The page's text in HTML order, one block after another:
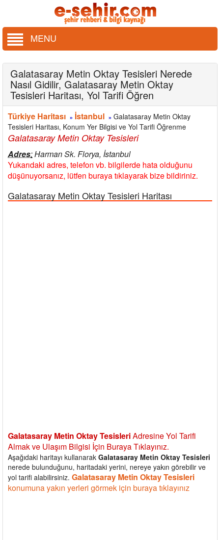
MENU
Galatasaray Metin Oktay Tesisleri Nerede
Nasıl Gidilir, Galatasaray Metin Oktay
Tesisleri Haritası, Yol Tarifi Öğren
Türkiye Haritası » İstanbul » Galatasaray Metin Oktay
Tesisleri Haritası, Konum Yer Bilgisi ve Yol Tarifi Öğrenme
Galatasaray Metin Oktay Tesisleri
Adres:Harman Sk. Florya, İstanbul
Yukarıdaki adres, telefon vb. bilgilerde hata olduğunu
düşünuyorsanız, lütfen buraya tıklayarak bize bildiriniz.
Galatasaray Metin Oktay Tesisleri Haritası
Galatasaray Metin Oktay TesisleriAdresine Yol Tarifi
Almak ve Ulaşım Bilgisi İçin Buraya Tıklayınız.
Aşağıdaki haritayı kullanarak Galatasaray Metin Oktay Tesisleri
nerede bulunduğunu, haritadaki yerini, nereye yakın görebilir ve
yol tarifi alabilirsiniz. Galatasaray Metin Oktay Tesisleri
konumuna yakın yerleri görmek için buraya tıklayınız